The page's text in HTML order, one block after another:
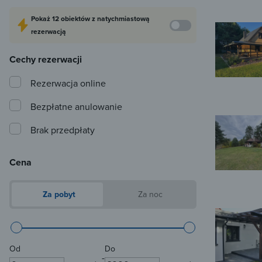
Pokaż12 obiektówz natychmiastową
rezerwacją
Cechy rezerwacji
Rezerwacja online
Bezpłatne anulowanie
Brak przedpłaty
Cena
Za pobyt Za noc
Od
-
Do